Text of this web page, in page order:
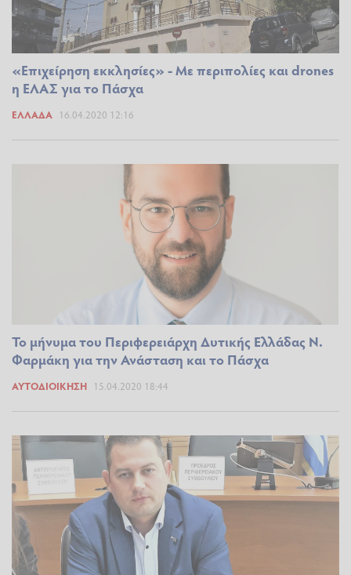
«Επιχείρηση εκκλησίες» - Με περιπολίες και drones
η ΕΛΑΣ για το Πάσχα
ΕΛΛΆΔΑ 16.04.2020 12:16
Το μήνυμα του Περιφερειάρχη Δυτικής Ελλάδας Ν.
Φαρμάκη για την Ανάσταση και το Πάσχα
ΑΥΤΟΔΙΟΊΚΗΣΗ 15.04.2020 18:44